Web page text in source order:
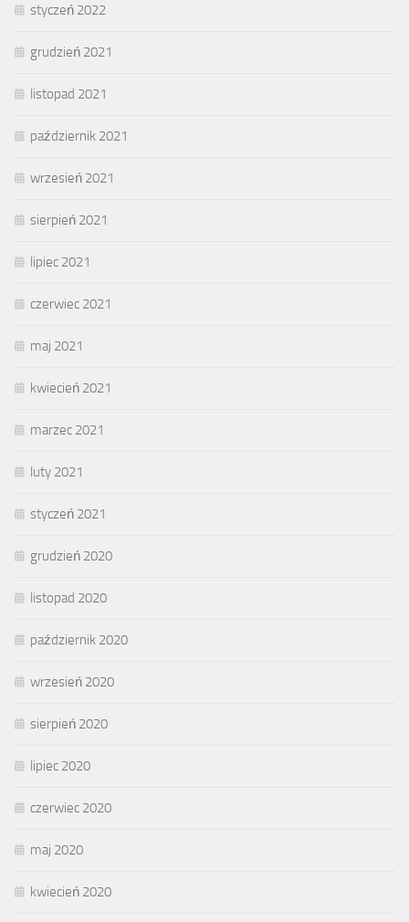
styczeń 2022
grudzień 2021
listopad 2021
październik 2021
wrzesień 2021
sierpień 2021
lipiec 2021
czerwiec 2021
maj 2021
kwiecień 2021
marzec 2021
luty 2021
styczeń 2021
grudzień 2020
listopad 2020
październik 2020
wrzesień 2020
sierpień 2020
lipiec 2020
czerwiec 2020
maj 2020
kwiecień 2020